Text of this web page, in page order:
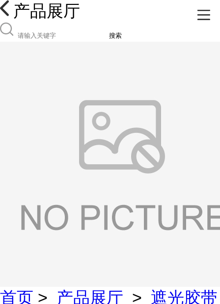
产品展厅
搜索
首页 > 产品展厅 > 遮光胶带